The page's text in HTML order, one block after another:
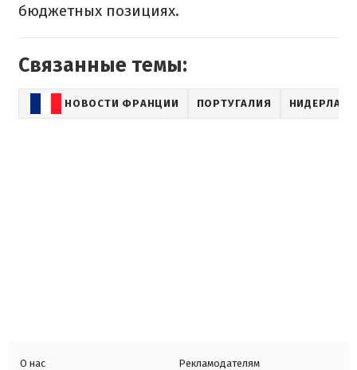
бюджетных позициях.
Связанные темы:
НОВОСТИ ФРАНЦИИ ПОРТУГАЛИЯ
О нас
Рекламодателям